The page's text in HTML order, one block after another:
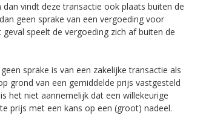
vindt deze transactie ook plaats buiten de
geen sprake van een vergoeding voor
speelt de vergoeding zich af buiten de
sprake is van een zakelijke transactie als
grond van een gemiddelde prijs vastgesteld
het niet aannemelijk dat een willekeurige
prijs met een kans op een (groot) nadeel.